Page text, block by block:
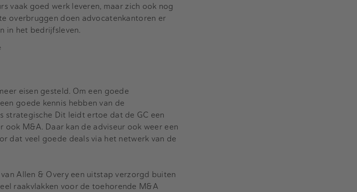
vaak goed werk leveren, maar zich ook nog
overbruggen doen advocatenkantoren er
in het bedrijfsleven.
eisen gesteld. Om een goede
goede kennis hebben van de
strategische Dit leidt ertoe dat de GC een
M&A. Daar kan de adviseur ook weer een
dat veel goede deals via het netwerk van de
Allen & Overy een uitstap verzorgd buiten
raakvlakken voor de toehorende M&A